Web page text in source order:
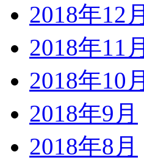
2018年12月
2018年11月
2018年10月
2018年9月
2018年8月